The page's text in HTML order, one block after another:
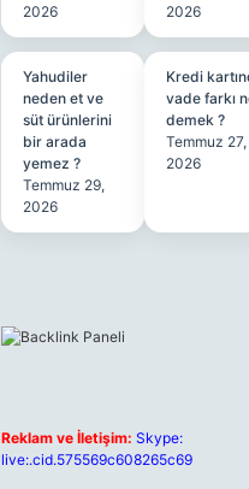
2026
2026
Yahudiler
neden et ve
süt ürünlerini
bir arada
yemez ?
Temmuz 29,
2026
Kredi
vade farkı
demek ?
Temmuz 27,
2026
Reklam ve İletişim: Skype:
live:.cid.575569c608265c69